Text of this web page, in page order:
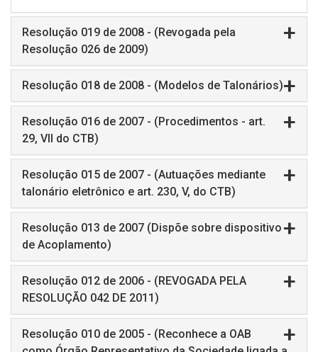
Resolução 019 de 2008 - (Revogada pela
Resolução 026 de 2009)
Resolução 018 de 2008 - (Modelos de Talonários)
Resolução 016 de 2007 - (Procedimentos - art.
29, VII do CTB)
Resolução 015 de 2007 - (Autuações mediante
talonário eletrônico e art. 230, V, do CTB)
Resolução 013 de 2007 (Dispõe sobre dispositivo
de Acoplamento)
Resolução 012 de 2006 - (REVOGADA PELA
RESOLUÇÃO 042 DE 2011)
Resolução 010 de 2005 - (Reconhece a OAB